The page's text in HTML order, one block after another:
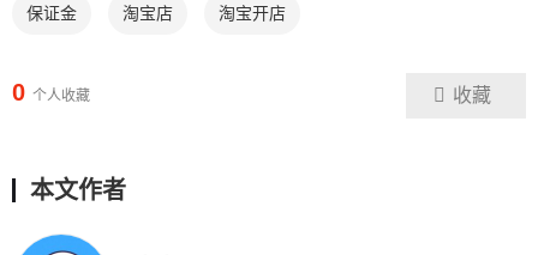
保证金 淘宝店 淘宝开店
0 个人收藏 收藏
本文作者